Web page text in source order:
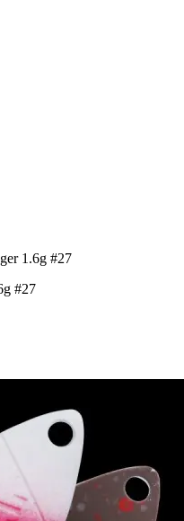
1.6g #27
#27